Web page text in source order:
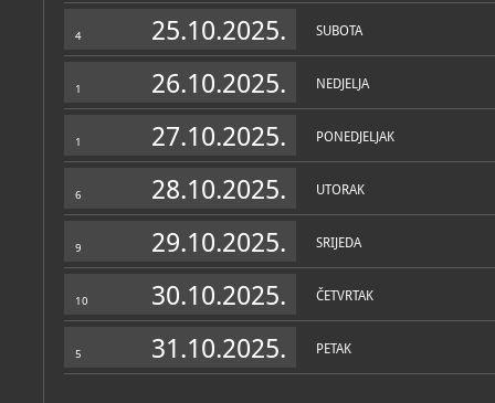
4 25.10.2025. SUBOTA
1 26.10.2025. NEDJELJA
1 27.10.2025. PONEDJELJAK
6 28.10.2025. UTORAK
9 29.10.2025. SRIJEDA
10 30.10.2025. ČETVRTAK
5 31.10.2025. PETAK